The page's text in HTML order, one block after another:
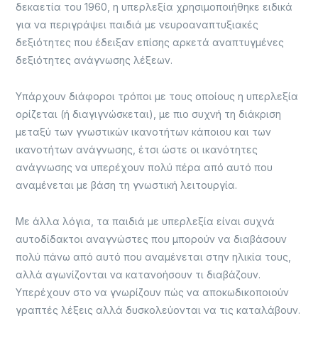
δεκαετία του 1960, η υπερλεξία χρησιμοποιήθηκε ειδικά
για να περιγράψει παιδιά με νευροαναπτυξιακές
δεξιότητες που έδειξαν επίσης αρκετά αναπτυγμένες
δεξιότητες ανάγνωσης λέξεων.
Υπάρχουν διάφοροι τρόποι με τους οποίους η υπερλεξία
ορίζεται (ή διαγιγνώσκεται), με πιο συχνή τη διάκριση
μεταξύ των γνωστικών ικανοτήτων κάποιου και των
ικανοτήτων ανάγνωσης, έτσι ώστε οι ικανότητες
ανάγνωσης να υπερέχουν πολύ πέρα από αυτό που
αναμένεται με βάση τη γνωστική λειτουργία.
Με άλλα λόγια, τα παιδιά με υπερλεξία είναι συχνά
αυτοδίδακτοι αναγνώστες που μπορούν να διαβάσουν
πολύ πάνω από αυτό που αναμένεται στην ηλικία τους,
αλλά αγωνίζονται να κατανοήσουν τι διαβάζουν.
Υπερέχουν στο να γνωρίζουν πώς να αποκωδικοποιούν
γραπτές λέξεις αλλά δυσκολεύονται να τις καταλάβουν.